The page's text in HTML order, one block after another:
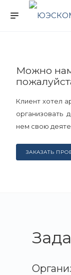
Можно
Клиент хотел
организовать
нем свою
ЗАКАЗАТЬ